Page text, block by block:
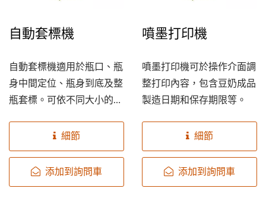
自動套標機
自動套標機適用於瓶口、瓶
身中間定位、瓶身到底及整
瓶套標。可依不同大小的瓶
細節
添加到詢問車
噴墨打印機
噴墨打印機可於操作介面調
整打印內容，包含豆奶成品
製造日期和保存期限等。
細節
添加到詢問車